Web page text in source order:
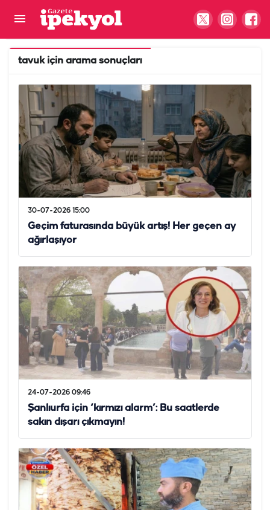
tavukiçin arama sonuçları
30-07-2026 15:00
Geçim faturasında büyük artış! Her geçen ay
ağırlaşıyor
24-07-2026 09:46
Şanlıurfa için ‘kırmızı alarm’: Bu saatlerde
sakın dışarı çıkmayın!